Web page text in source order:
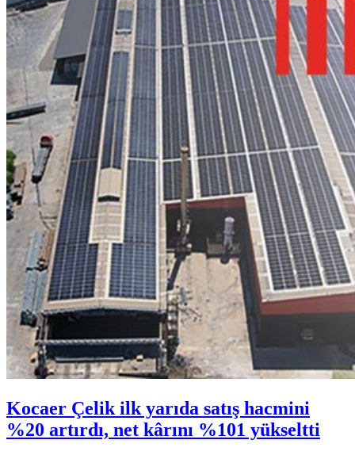
Kocaer Çelik ilk yarıda satış hacmini
%20 artırdı, net kârını %101 yükseltti